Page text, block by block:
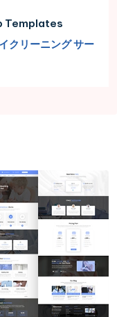
Templates
クリーニング サー